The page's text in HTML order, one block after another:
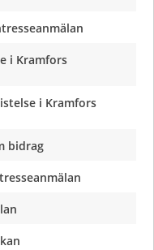
i Kramfors
i Kramfors
bidrag